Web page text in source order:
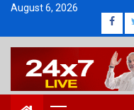
Skip
content
August 6, 2026